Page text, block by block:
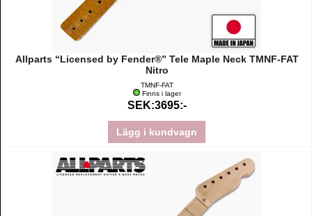
Allparts “Licensed by Fender®” Tele Maple Neck TMNF-FAT
Nitro
TMNF-FAT
Finns i lager
SEK:3695:-
Lägg i kundvagn